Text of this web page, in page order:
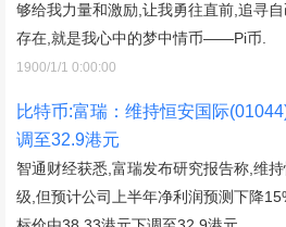
够给我力量和激励,让我勇往直前,追寻
存在,就是我心中的梦中情币——Pi币.
1900/1/1 0:00:00
比特币:富瑞：维持恒安国际
调至32.9港元
智通财经获悉,富瑞发布研究报告称,维
级,但预计公司上半年净利润预测下降